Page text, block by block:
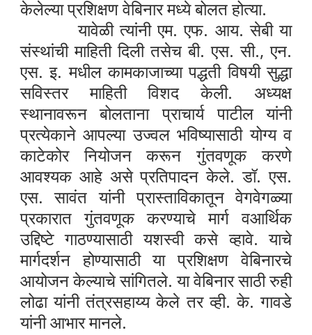
केलेल्या प्रशिक्षण वेबिनार मध्ये बोलत होत्या.
यावेळी त्यांनी एम. एफ. आय. सेबी या
संस्थांची माहिती दिली तसेच बी. एस. सी., एन.
एस. इ. मधील कामकाजाच्या पद्धती विषयी सुद्धा
सविस्तर माहिती विशद केली. अध्यक्ष
स्थानावरून बोलताना प्राचार्य पाटील यांनी
प्रत्येकाने आपल्या उज्वल भविष्यासाठी योग्य व
काटेकोर नियोजन करून गुंतवणूक करणे
आवश्यक आहे असे प्रतिपादन केले. डॉ. एस.
एस. सावंत यांनी प्रास्ताविकातून वेगवेगळ्या
प्रकारात गुंतवणूक करण्याचे मार्ग वआर्थिक
उद्दिष्टे गाठण्यासाठी यशस्वी कसे व्हावे. याचे
मार्गदर्शन होण्यासाठी या प्रशिक्षण वेबिनारचे
आयोजन केल्याचे सांगितले. या वेबिनार साठी रुही
लोढा यांनी तंत्रसहाय्य केले तर व्ही. के. गावडे
यांनी आभार मानले.